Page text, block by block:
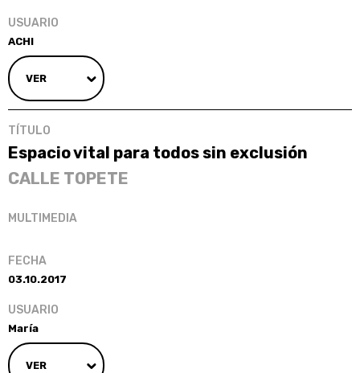
VER
ACHI
Espacio vital para todos sin exclusión
CALLE TOPETE
VER
03.10.2017
María